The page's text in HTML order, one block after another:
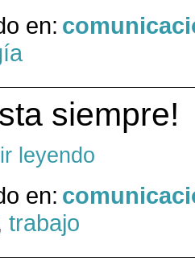
en:
siempre!
leyendo
en:
trabajo